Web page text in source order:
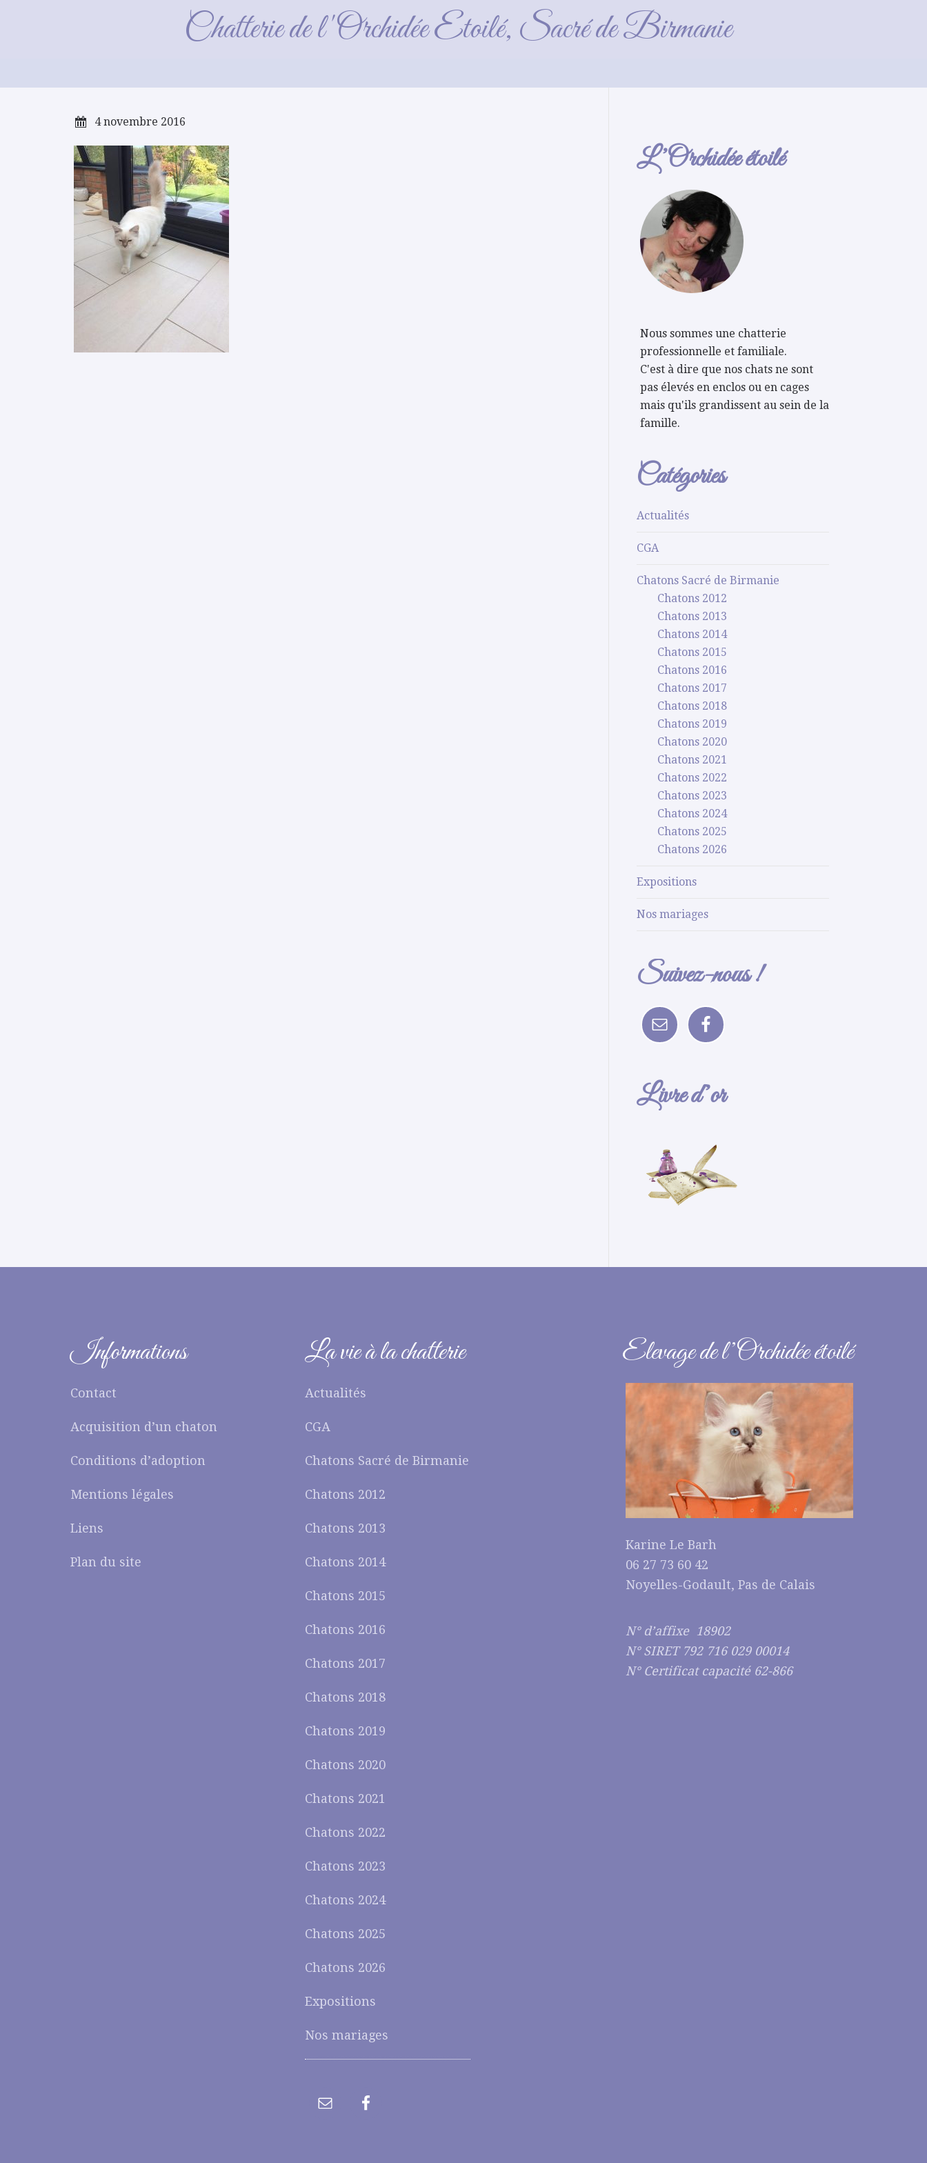
Chatterie de l'Orchidée Etoilé, Sacré de Birmanie
memphis_09-10-2016-1-3
4 novembre 2016
L’Orchidée étoilé
Nous sommes une chatterie
professionnelle et familiale.
C'est à dire que nos chats ne sont
pas élevés en enclos ou en cages
mais qu'ils grandissent au sein de la
famille.
Catégories
Actualités
CGA
Chatons Sacré de Birmanie
Chatons 2012
Chatons 2013
Chatons 2014
Chatons 2015
Chatons 2016
Chatons 2017
Chatons 2018
Chatons 2019
Chatons 2020
Chatons 2021
Chatons 2022
Chatons 2023
Chatons 2024
Chatons 2025
Chatons 2026
Expositions
Nos mariages
Suivez-nous !
Livre d’or
Informations
Contact
Acquisition d’un chaton
Conditions d’adoption
Mentions légales
Liens
Plan du site
La vie à la chatterie
Actualités
CGA
Chatons Sacré de Birmanie
Chatons 2012
Chatons 2013
Chatons 2014
Chatons 2015
Chatons 2016
Chatons 2017
Chatons 2018
Chatons 2019
Chatons 2020
Chatons 2021
Chatons 2022
Chatons 2023
Chatons 2024
Chatons 2025
Chatons 2026
Expositions
Nos mariages
Elevage de l’Orchidée étoilé
Karine Le Barh
06 27 73 60 42
Noyelles-Godault, Pas de Calais
N° d’affixe 18902
N° SIRET 792 716 029 00014
N° Certificat capacité 62-866